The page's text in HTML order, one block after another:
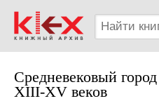
Средневековый
XIII-XV веков